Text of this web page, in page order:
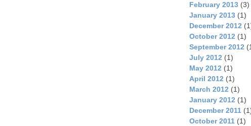
February 2013 (3)
January 2013 (1)
December 2012
October 2012 (1)
September 2012
July 2012 (1)
May 2012 (1)
April 2012 (1)
March 2012 (1)
January 2012 (1)
December 2011
October 2011 (1)